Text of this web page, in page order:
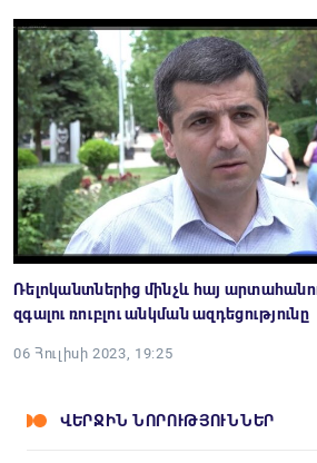
Ռելոկանտներից մինչև հայ
զգալու ռուբլու անկման ազդեցությունը
06 Հուլիսի 2023, 19:25
ՎԵՐՋԻՆ ՆՈՐՈՒԹՅՈՒՆՆԵՐ